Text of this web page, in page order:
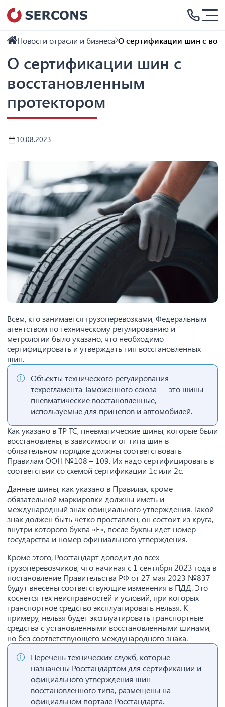
Новости отрасли и бизнеса О сертификации шин с
О сертификации шин с
восстановленным
протектором
10.08.2023
Всем, кто занимается грузоперевозками, Федеральным
агентством по техническому регулированию и
метрологии было указано, что необходимо
сертифицировать и утверждать тип восстановленных
шин.
Объекты технического регулирования
техрегламента Таможенного союза — это шины
пневматические восстановленные,
используемые для прицепов и автомобилей.
Как указано в ТР ТС, пневматические шины, которые были
восстановлены, в зависимости от типа шин в
обязательном порядке должны соответствовать
Правилам ООН №108 – 109. Их надо сертифицировать в
соответствии со схемой сертификации 1с или 2с.
Данные шины, как указано в Правилах, кроме
обязательной маркировки должны иметь и
международный знак официального утверждения. Такой
знак должен быть четко проставлен, он состоит из круга,
внутри которого буква «Е», после буквы идет номер
государства и номер официального утверждения.
Кроме этого, Росстандарт доводит до всех
грузоперевозчиков, что начиная с 1 сентября 2023 года в
постановление Правительства РФ от 27 мая 2023 №837
будут внесены соответствующие изменения в ПДД. Это
коснется тех неисправностей и условий, при которых
транспортное средство эксплуатировать нельзя. К
примеру, нельзя будет эксплуатировать транспортные
средства с установленными восстановленными шинами,
но без соответствующего международного знака.
Перечень технических служб, которые
назначены Росстандартом для сертификации и
официального утверждения шин
восстановленного типа, размещены на
официальном портале Росстандарта.